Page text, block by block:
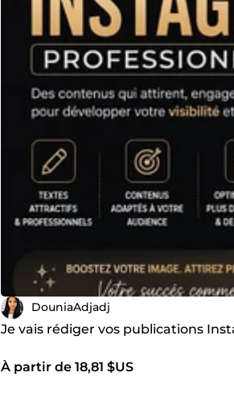
DouniaAdjadj
Je vais rédiger vos publications
À partir de 18,81 $US